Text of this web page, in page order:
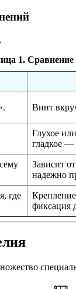
1. Сравнение
Винт
Глухое
гладкое —
Зависит
надежно
где
фиксация